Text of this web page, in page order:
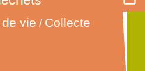
vie / Collecte